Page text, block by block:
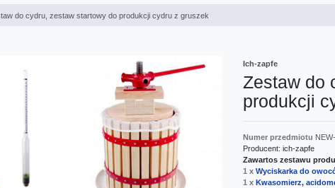
do cydru, zestaw startowy do produkcji cydru z gruszek
Ich-zapfe
Zestaw do
produkcji
Numer przedmiotu
Producent: ich-zapfe
Zawartos zestawu
1 x Wyciskarka do
1 x Kwasomierz,